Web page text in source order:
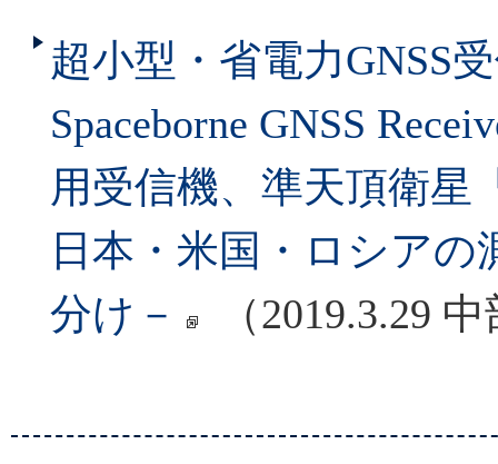
超小型・省電力GNSS
Spaceborne GNSS
用受信機、準天頂衛星
日本・米国・ロシア
分け－
（2019.3.29